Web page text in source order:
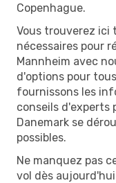
Copenhague.
Vous trouverez
nécessaires pour
Mannheim avec
d'options pour
fournissons les
conseils d'experts
Danemark se
possibles.
Ne manquez pas
vol dès aujourd'hui